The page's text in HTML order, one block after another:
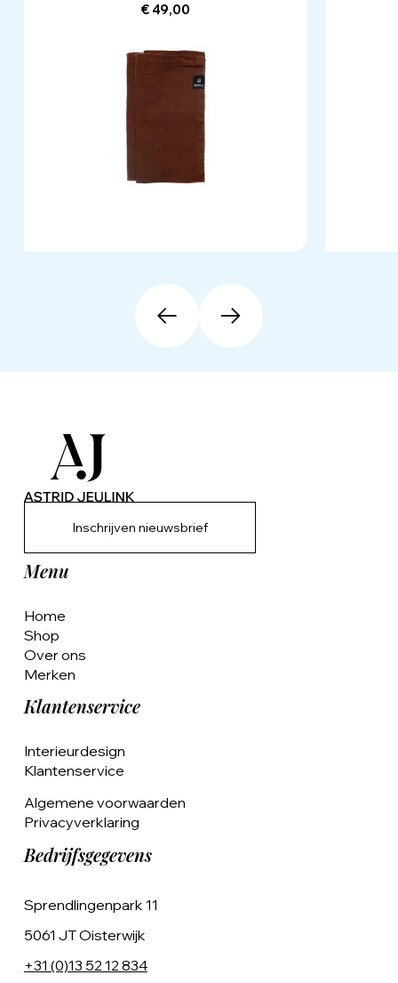
€ 49,00
Inschrijven nieuwsbrief
Menu
Home
Shop
Over ons
Merken
Klantenservice
Interieurdesign
Klantenservice
Algemene voorwaarden
Privacyverklaring
Bedrijfsgegevens
Sprendlingenpark 11
5061 JT Oisterwijk
+31 (0)13 52 12 834